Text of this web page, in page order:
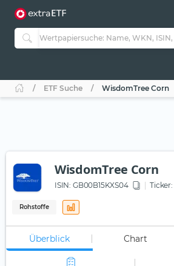
ETF Suche WisdomTree Corn
WisdomTree Corn
ISIN: GB00B15KXS04 Ticker:
Rohstoffe
Überblick Chart